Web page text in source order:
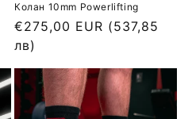
Колан 10mm Powerlifting
Обичайна
цена
€275,00 EUR (537,85
лв)